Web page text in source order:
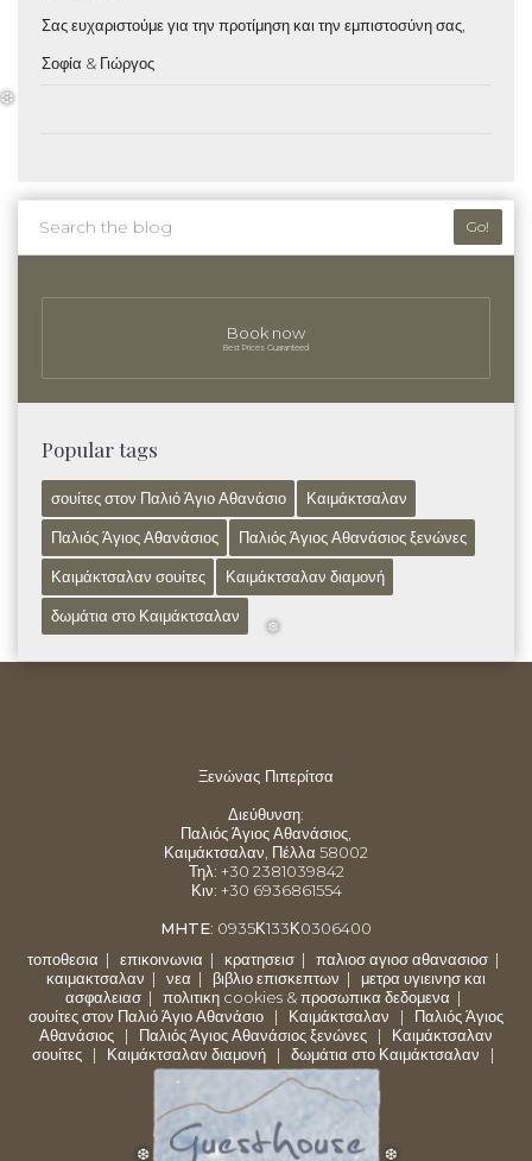
Σας ευχαριστούμε για την προτίμηση και την εμπιστοσύνη σας,
Σοφία & Γιώργος
Go!
Book now
Best Prices Guaranteed
Popular tags
σουίτες στον Παλιό Άγιο Αθανάσιο Καιμάκτσαλαν
Παλιός Άγιος Αθανάσιος Παλιός Άγιος Αθανάσιος ξενώνες
Καιμάκτσαλαν σουίτες Καιμάκτσαλαν διαμονή
δωμάτια στο Καιμάκτσαλαν
Ξενώνας Πιπερίτσα
Διεύθυνση:
Παλιός Άγιος Αθανάσιος,
Καιμάκτσαλαν, Πέλλα 58002
Τηλ: +30 2381039842
Κιν: +30 6936861554
MHTE: 0935Κ133Κ0306400
τοποθεσια | επικοινωνια | κρατησεισ| παλιοσ αγιοσ αθανασιοσ|
καιμακτσαλαν | νεα | βιβλιο επισκεπτων | μετρα υγιεινησ και
ασφαλειασ| πολιτικη cookies & προσωπικα δεδομενα |
σουίτες στον Παλιό Άγιο Αθανάσιο | Καιμάκτσαλαν | Παλιός Άγιος
Αθανάσιος | Παλιός Άγιος Αθανάσιος ξενώνες | Καιμάκτσαλαν
σουίτες| Καιμάκτσαλαν διαμονή| δωμάτια στο Καιμάκτσαλαν |